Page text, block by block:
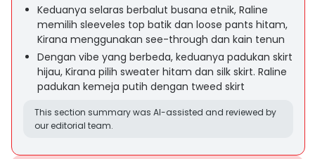
Keduanya selaras berbalut busana etnik, Raline
memilih sleeveles top batik dan loose pants hitam,
Kirana menggunakan see-through dan kain tenun
Dengan vibe yang berbeda, keduanya padukan skirt
hijau, Kirana pilih sweater hitam dan silk skirt. Raline
padukan kemeja putih dengan tweed skirt
This section summary was AI-assisted and reviewed by
our editorial team.